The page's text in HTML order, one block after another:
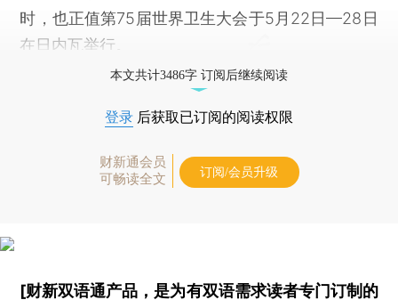
时，也正值第75届世界卫生大会于5月22日—28日
在日内瓦举行。
本文共计3486字 订阅后继续阅读
登录 后获取已订阅的阅读权限
财新通会员
可畅读全文
订阅/会员升级
[财新双语通产品，是为有双语需求读者专门订制的